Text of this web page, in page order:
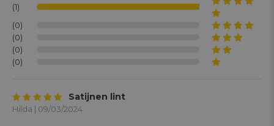
(1)
(0)
(0)
(0)
(0)
Satijnen lint
Hilda | 09/03/2024